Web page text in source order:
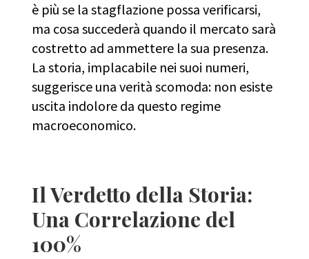
è più se la stagflazione possa verificarsi,
ma cosa succederà quando il mercato sarà
costretto ad ammettere la sua presenza.
La storia, implacabile nei suoi numeri,
suggerisce una verità scomoda: non esiste
uscita indolore da questo regime
macroeconomico.
Il Verdetto della Storia:
Una Correlazione del
100%